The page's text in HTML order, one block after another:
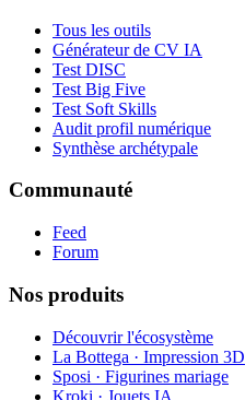
Tous les outils
Générateur de CV IA
Test DISC
Test Big Five
Test Soft Skills
Audit profil numérique
Synthèse archétypale
Communauté
Feed
Forum
Nos produits
Découvrir l'écosystème
La Bottega · Impression 3D
Sposi · Figurines mariage
Kroki · Jouets IA